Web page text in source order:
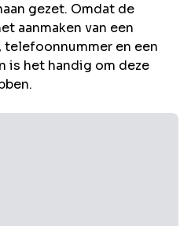
gezet. Omdat de
aanmaken van een
en een
is het handig om deze